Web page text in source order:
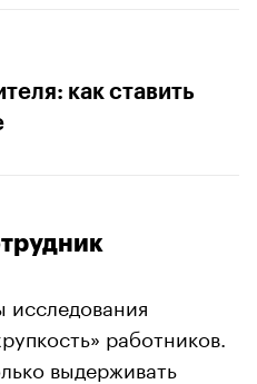
как ставить
работников.
выдерживать